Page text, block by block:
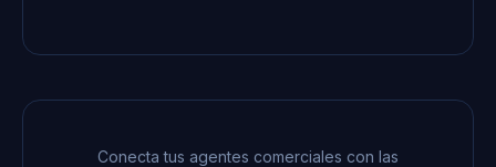
Conecta tus agentes comerciales con las